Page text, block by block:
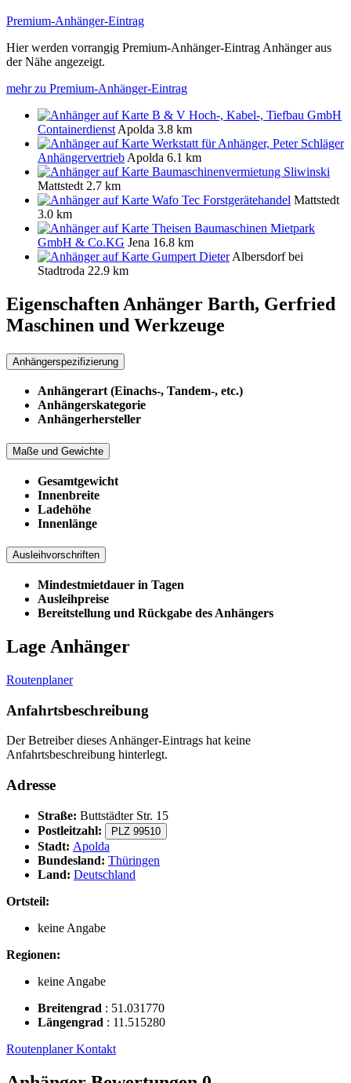
Premium-Anhänger-Eintrag
Hier werden vorrangig Premium-Anhänger-Eintrag Anhänger aus
der Nähe angezeigt.
mehr zu Premium-Anhänger-Eintrag
B & V Hoch-, Kabel-, Tiefbau GmbH
Containerdienst Apolda 3.8 km
Werkstatt für Anhänger, Peter Schläger
Anhängervertrieb Apolda 6.1 km
Baumaschinenvermietung Sliwinski
Mattstedt 2.7 km
Wafo Tec Forstgerätehandel Mattstedt
3.0 km
Theisen Baumaschinen Mietpark
GmbH & Co.KG Jena 16.8 km
Gumpert Dieter Albersdorf bei
Stadtroda 22.9 km
Eigenschaften Anhänger Barth, Gerfried
Maschinen und Werkzeuge
Anhängerspezifizierung
Anhängerart (Einachs-, Tandem-, etc.)
Anhängerskategorie
Anhängerhersteller
Maße und Gewichte
Gesamtgewicht
Innenbreite
Ladehöhe
Innenlänge
Ausleihvorschriften
Mindestmietdauer in Tagen
Ausleihpreise
Bereitstellung und Rückgabe des Anhängers
Lage Anhänger
Routenplaner
Anfahrtsbeschreibung
Der Betreiber dieses Anhänger-Eintrags hat keine
Anfahrtsbeschreibung hinterlegt.
Adresse
Straße: Buttstädter Str. 15
Postleitzahl:
PLZ 99510
Stadt: Apolda
Bundesland: Thüringen
Land: Deutschland
Ortsteil:
keine Angabe
Regionen:
keine Angabe
Breitengrad : 51.031770
Längengrad : 11.515280
RoutenplanerKontakt